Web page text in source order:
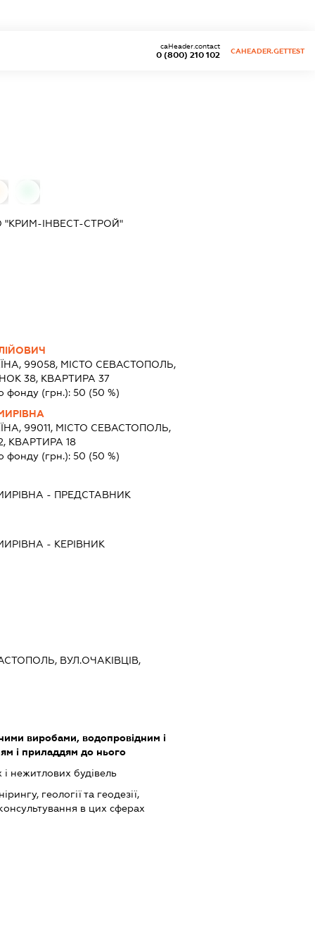
0 (800) 210 102
caHeader.contact
CAHEADER.GETTEST
ІНВЕСТ-СТРОЙ"
99058, МІСТО СЕВАСТОПОЛЬ,
38, КВАРТИРА 37
фонду (грн.): 50 (50 %)
99011, МІСТО СЕВАСТОПОЛЬ,
КВАРТИРА 18
фонду (грн.): 50 (50 %)
- ПРЕДСТАВНИК
- КЕРІВНИК
ВУЛ.ОЧАКІВЦІВ,
виробами, водопровідним і
і приладдям до нього
нежитлових будівель
геології та геодезії,
в цих сферах